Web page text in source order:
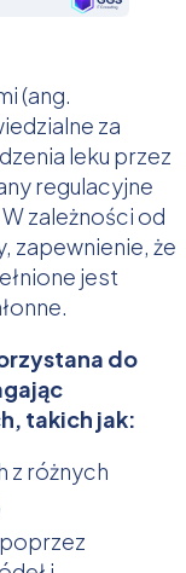
(ang.
za
leku przez
regulacyjne
zależności od
zapewnienie, że
jest
do
takich jak:
z różnych